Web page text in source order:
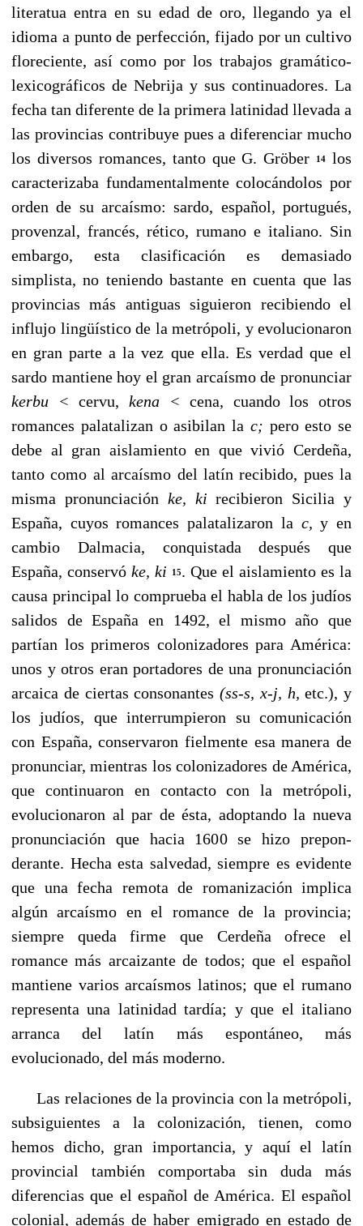
literatua entra en su edad de oro, llegando ya el
idioma a punto de perfección, fijado por un cultivo
floreciente, así como por los trabajos gramático-
lexicográ­ficos de Nebrija y sus continuadores. La
fecha tan diferen­te de la primera latinidad llevada a
las provincias contri­buye pues a diferenciar mucho
los diversos romances, tanto que G. Gröber
14
los
caracterizaba fundamentalmente colo­cándolos por
orden de su arcaísmo: sardo, español, portu­gués,
provenzal, francés, rético, rumano e italiano. Sin
embargo, esta clasificación es demasiado
simplista, no te­niendo bastante en cuenta que las
provincias más antiguas siguieron recibiendo el
influjo lingüístico de la metrópoli, y evolucionaron
en gran parte a la vez que ella. Es verdad que el
sardo mantiene hoy el gran arcaísmo de pronunciar
kerbu <cervu, kena <cena, cuando los otros
romances palatalizan o asibilan la c; pero esto se
debe al gran aisla­miento en que vivió Cerdeña,
tanto como al arcaísmo del latín recibido, pues la
misma pronunciación ke, kirecibie­ron Sicilia y
España, cuyos romances palatalizaron la c,y en
cambio Dalmacia, conquistada después que
España, conser­vó ke, ki 15. Que el aislamiento es la
causa principal lo com­prueba el habla de los judíos
salidos de España en 1492, el mismo año que
partían los primeros colonizadores para América:
unos y otros eran portadores de una pronuncia­ción
arcaica de ciertas consonantes (ss-s, x-j, h,etc.), y
los judíos, que interrumpieron su comunicación
con España, conservaron fielmente esa manera de
pronunciar, mientras los colonizadores de América,
que continuaron en contac­to con la metrópoli,
evolucionaron al par de ésta, adoptando la nueva
pronunciación que hacia 1600 se hizo prepon­
derante. Hecha esta salvedad, siempre es evidente
que una fecha remota de romanización implica
algún arcaísmo en el romance de la provincia;
siempre queda firme que Cerdeña ofrece el
romance más arcaizante de todos; que el es­pañol
mantiene varios arcaísmos latinos; que el rumano
representa una latinidad tardía; y que el italiano
arranca del latín más espontáneo, más
evolucionado, del más mo­derno.
Las relaciones de la provincia con la metrópoli,
subsi­guientes a la colonización, tienen, como
hemos dicho, gran importancia, y aquí el latín
provincial también comportaba sin duda más
diferencias que el español de América. El español
colonial, además de haber emigrado en estado de